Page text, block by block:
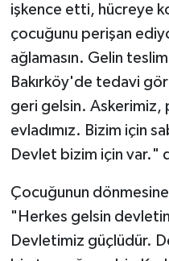
işkence etti, hücreye
çocuğunu perişan
ağlamasın. Gelin
Bakırköy'de tedavi
geri gelsin. Askerimiz,
evladımız. Bizim için
Devlet bizim için var."
Çocuğunun
"Herkes gelsin
Devletimiz güçlüdür.